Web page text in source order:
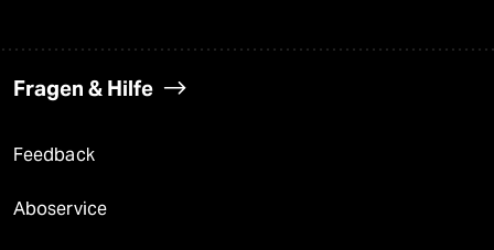
Fragen & Hilfe
Feedback
Aboservice